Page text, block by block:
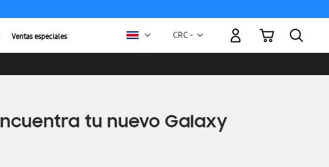
Ventas especiales Moneda
CRC -
Mi carrito